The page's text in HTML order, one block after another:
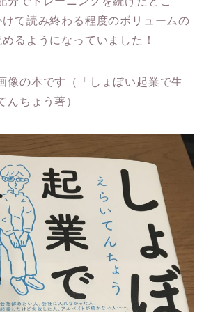
て読み終わる程度のボリュームの
るようになっていました！
像の本です（「しょぼい起業で生
んちょう著）